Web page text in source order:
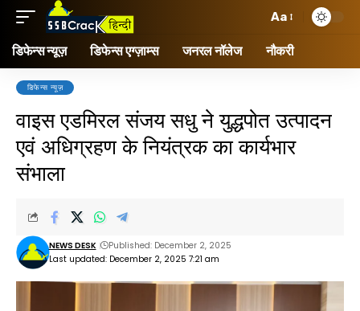
Aa
डिफेन्स न्यूज़ डिफेन्स एग्ज़ाम्स जनरल नॉलेज नौकरी
डिफेन्स न्यूज़
वाइस एडमिरल संजय सधु ने युद्धपोत उत्पादन
एवं अधिग्रहण के नियंत्रक का कार्यभार
संभाला
Last updated: December 2, 2025 7:21 am
NEWS DESK Published: December 2, 2025